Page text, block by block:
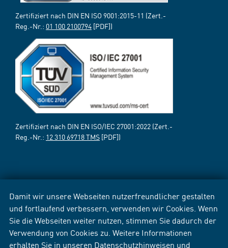
Damit wir unsere Webseiten nutzerfreundlicher gestalten
und fortlaufend verbessern, verwenden wir Cookies. Wenn
Sie die Webseiten weiter nutzen, stimmen Sie dadurch der
Verwendung von Cookies zu. Weitere Informationen
erhalten Sie in unseren Datenschutzhinweisen und
Zertifiziert nach DIN EN ISO 9001:2015-11 (Zert.-
Reg.-Nr.: 01 100 2100794 [PDF])
Zertifiziert nach DIN EN ISO/IEC 27001:2022 (Zert.-
Reg.-Nr.: 12 310 69718 TMS [PDF])